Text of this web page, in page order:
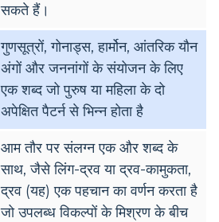
सकते हैं।
गुणसूत्रों, गोनाड्स, हार्मोन, आंतरिक यौन
अंगों और जननांगों के संयोजन के लिए
एक शब्द जो पुरुष या महिला के दो
अपेक्षित पैटर्न से भिन्न होता है
आम तौर पर संलग्न एक और शब्द के
साथ, जैसे लिंग-द्रव या द्रव-कामुकता,
द्रव (यह) एक पहचान का वर्णन करता है
जो उपलब्ध विकल्पों के मिश्रण के बीच